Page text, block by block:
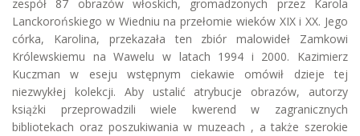
zespół 87 obrazów włoskich, gromadzonych przez Karola
Lanckorońskiego w Wiedniu na przełomie wieków XIX i XX. Jego
córka, Karolina, przekazała ten zbiór malowideł Zamkowi
Królewskiemu na Wawelu w latach 1994 i 2000. Kazimierz
Kuczman w eseju wstępnym ciekawie omówił dzieje tej
niezwykłej kolekcji. Aby ustalić atrybucje obrazów, autorzy
książki przeprowadzili wiele kwerend w zagranicznych
bibliotekach oraz poszukiwania w muzeach , a także szerokie